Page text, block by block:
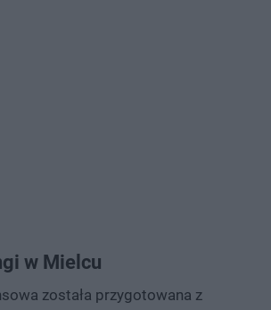
w Mielcu
została przygotowana z